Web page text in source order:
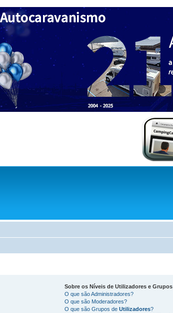
Sobre os Níveis de Utilizadorese Grupos
O que são Administradores?
O que são Moderadores?
O que são Grupos de Utilizadores?